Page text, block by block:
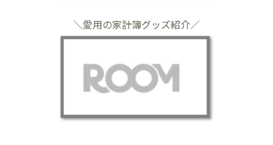
＼愛用の家計簿グッズ紹介／